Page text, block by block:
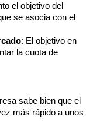
el objetivo del
se asocia con el
: El objetivo en
la cuota de
sabe bien que el
más rápido a unos